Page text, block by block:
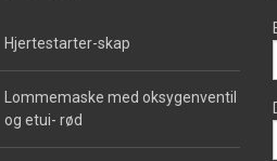
Hjertestarter-skap
Lommemaske med oksygenventil
og etui- rød